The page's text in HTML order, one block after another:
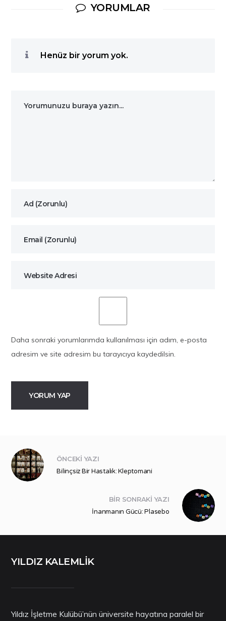
YORUMLAR
Henüz bir yorum yok.
Daha sonraki yorumlarımda kullanılması için adım, e-posta
adresim ve site adresim bu tarayıcıya kaydedilsin.
ÖNCEKI YAZI
Bilinçsiz Bir Hastalık: Kleptomani
BIR SONRAKI YAZI
İnanmanın Gücü: Plasebo
YILDIZ KALEMLİK
Yıldız İşletme Kulübü’nün üniversite hayatına paralel bir